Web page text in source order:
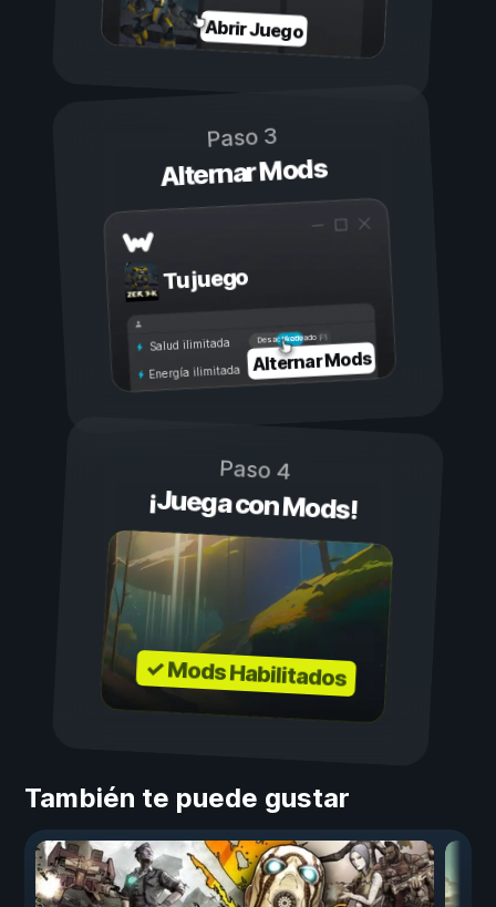
Abrir Juego
Paso 3
Alternar Mods
Tu juego
Activado
Desactivado
Salud ilimitada
Energía ilimitada Alternar Mods
Paso 4
¡Juega con Mods!
✓ Mods Habilitados
También te puede gustar